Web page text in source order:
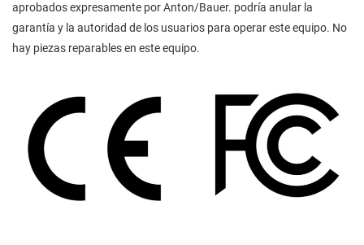
aprobados expresamente por Anton/Bauer. podría anular la
garantía y la autoridad de los usuarios para operar este equipo. No
hay piezas reparables en este equipo.